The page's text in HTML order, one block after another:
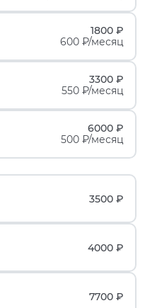
1800 ₽
600 ₽/месяц
3300 ₽
550 ₽/месяц
6000 ₽
500 ₽/месяц
3500 ₽
4000 ₽
7700 ₽